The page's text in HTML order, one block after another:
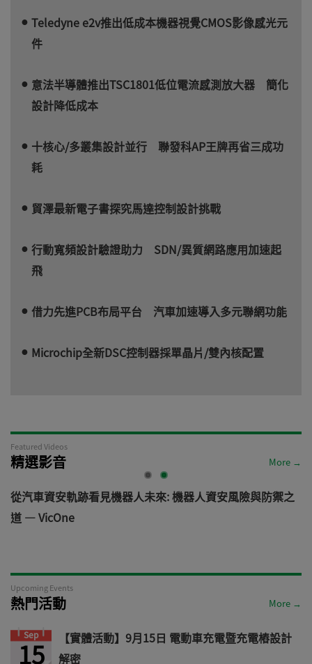
Teledyne e2v推出低成本機器視覺CMOS影像感光元
件
意法半導體推出TSC1801低位電流感測放大器 簡化
設計降低成本
十核心/多叢集設計並行 聯發科AP王牌再省三成功
耗
貿澤最新電子書探究馬達控制設計挑戰
行動寬頻設計驗證助力 SDN/異質網路應用加速起
飛
借力先進PCB布局平台 汽車加速導入多元聯網功能
Microchip全新DSC控制器採單晶片/雙內核配置
Featured Videos
精選影音 More →
從汽車資安軌跡看見機器人未來: 機器人資安風險與防禦之
道 — VicOne
Upcoming Events
熱門活動 More →
Sep
15
【實體活動】9月15日 電動車充電暨充電樁設計
解密